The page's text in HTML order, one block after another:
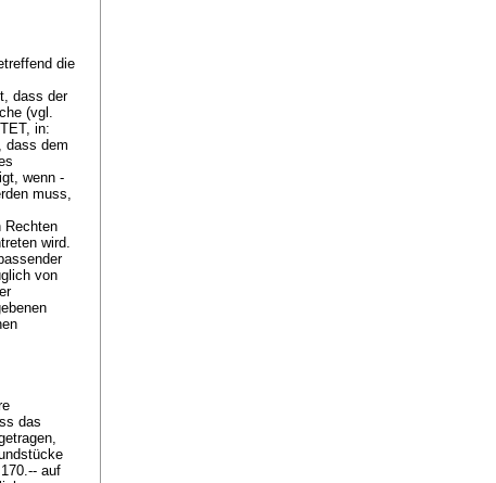
die
dass der
(vgl.
in:
dass dem
wenn -
muss,
Rechten
wird.
von
das
auf